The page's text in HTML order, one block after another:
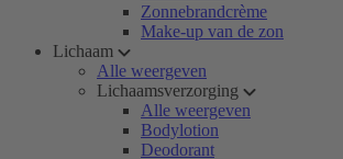
Zonnebrandcrème
Make-up van de zon
Lichaam
Alle weergeven
Lichaamsverzorging
Alle weergeven
Bodylotion
Deodorant